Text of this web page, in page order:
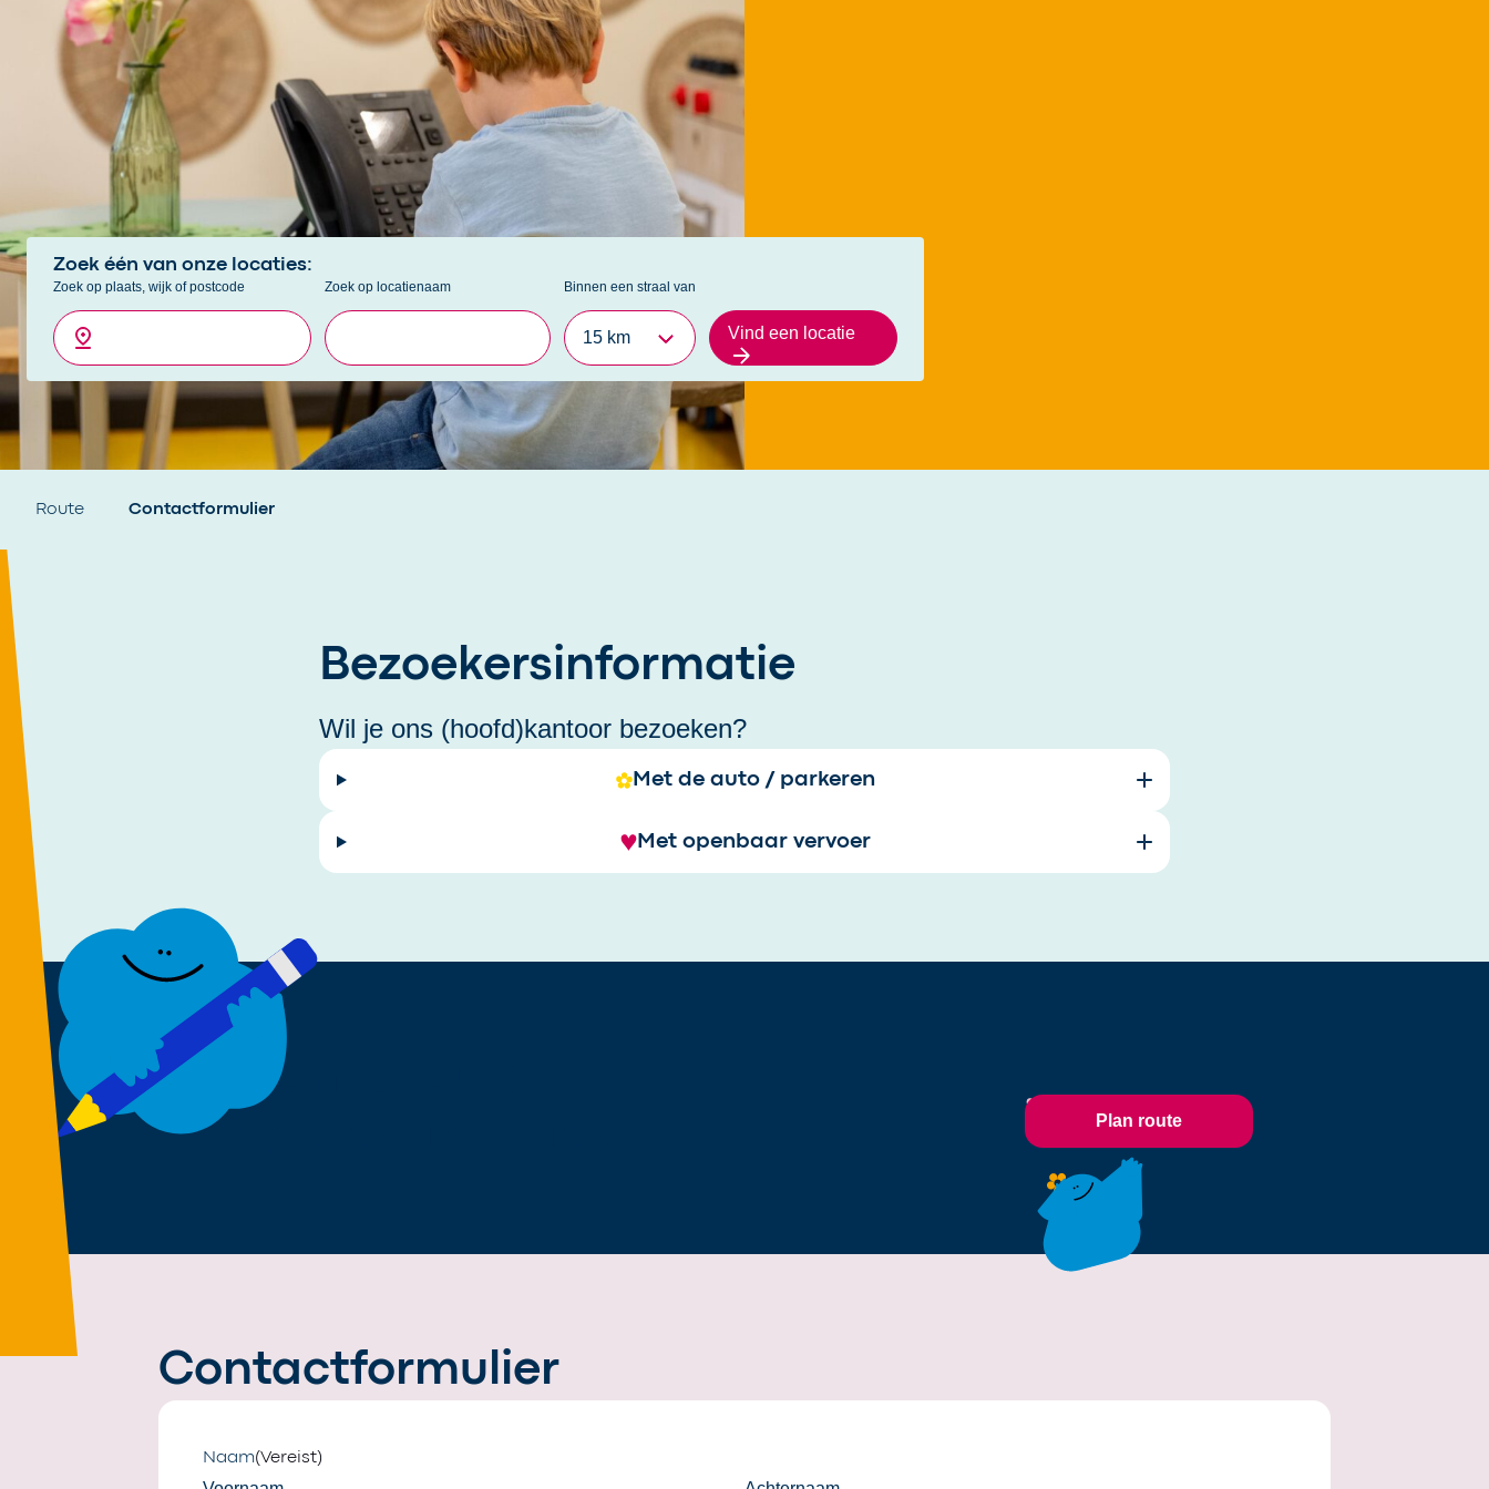
E-mail:
info@2samen.nl
Openingstijden hoofdkantoor:
Werkdagen van 08:30 tot 17:00 uur
Ben je al klant en wil je een wijziging doorgeven? Klik dan hier.
Zoek één van onze locaties:
Zoek op plaats, wijk of postcode Zoek op locatienaam Binnen een straal van
15 km Vind een locatie
Op deze pagina
Route Contactformulier
Bezoekersinformatie
Wil je ons (hoofd)kantoor bezoeken?
Met de auto / parkeren
Met openbaar vervoer
Plan je route
Plan route
Contactformulier
Naam(Vereist)